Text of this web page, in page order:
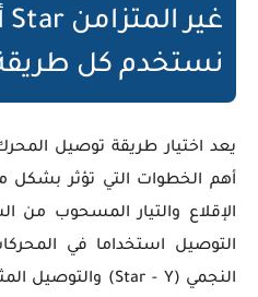
نستخدم كل
يعد اختيار طريقة توصيل
أهم الخطوات التي تؤثر بشكل
الإقلاع والتيار المسحوب من
التوصيل استخداما في